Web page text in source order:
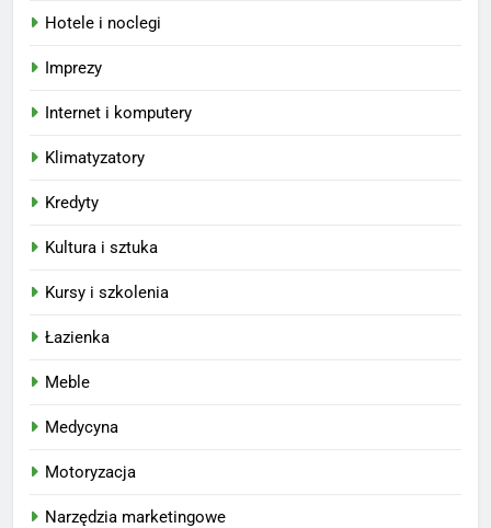
Hotele i noclegi
Imprezy
Internet i komputery
Klimatyzatory
Kredyty
Kultura i sztuka
Kursy i szkolenia
Łazienka
Meble
Medycyna
Motoryzacja
Narzędzia marketingowe